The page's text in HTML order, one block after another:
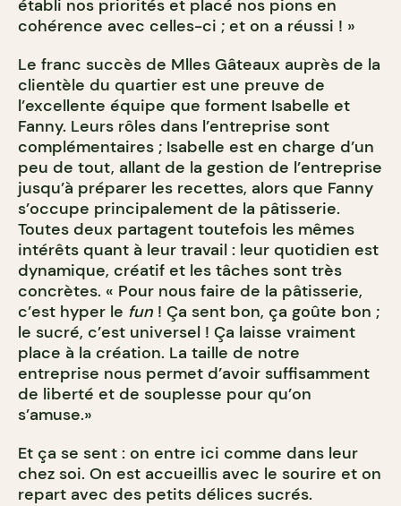
établi nos priorités et placé nos pions en
cohérence avec celles-ci ; et on a réussi ! »
Le franc succès de Mlles Gâteaux auprès de la
clientèle du quartier est une preuve de
l’excellente équipe que forment Isabelle et
Fanny. Leurs rôles dans l’entreprise sont
complémentaires ; Isabelle est en charge d’un
peu de tout, allant de la gestion de l’entreprise
jusqu’à préparer les recettes, alors que Fanny
s’occupe principalement de la pâtisserie.
Toutes deux partagent toutefois les mêmes
intérêts quant à leur travail : leur quotidien est
dynamique, créatif et les tâches sont très
concrètes. « Pour nous faire de la pâtisserie,
c’est hyper le fun ! Ça sent bon, ça goûte bon ;
le sucré, c’est universel ! Ça laisse vraiment
place à la création. La taille de notre
entreprise nous permet d’avoir suffisamment
de liberté et de souplesse pour qu’on
s’amuse.»
Et ça se sent : on entre ici comme dans leur
chez soi. On est accueillis avec le sourire et on
repart avec des petits délices sucrés.